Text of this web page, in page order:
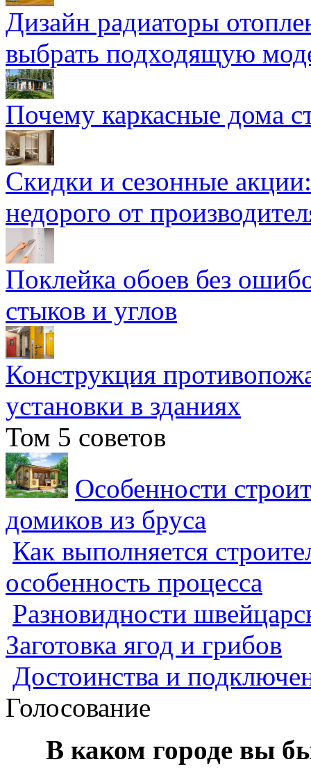
Дизайн радиаторы
выбрать подходящую
Почему каркасные дома
Скидки и сезонные
недорого от
Поклейка обоев без
стыков и углов
Конструкция
установки в зданиях
Том 5 советов
Особенности
домиков из бруса
Как выполняется
особенность процесса
Разновидности
Заготовка ягод и грибов
Достоинства и
Голосование
В каком городе вы